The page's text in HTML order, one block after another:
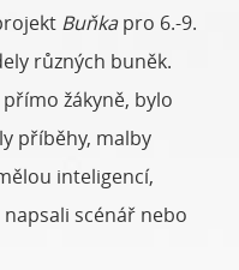
Buňkapro 6.-9.
různých buněk.
žákyně, bylo
příběhy, malby
inteligencí,
scénář nebo